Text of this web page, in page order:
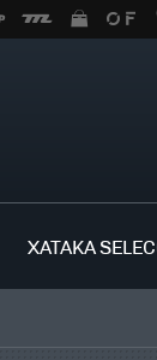
XATAKA